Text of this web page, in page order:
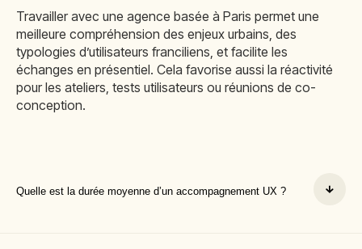
Travailler avec une agence basée à Paris permet une
meilleure compréhension des enjeux urbains, des
typologies d’utilisateurs franciliens, et facilite les
échanges en présentiel. Cela favorise aussi la réactivité
pour les ateliers, tests utilisateurs ou réunions de co-
conception.
Quelle est la durée moyenne d’un accompagnement UX ?